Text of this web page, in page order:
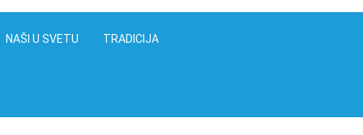
NAŠI U SVETU TRADICIJA